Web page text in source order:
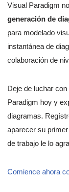
Visual Paradigm
generación de
para modelado
instantánea de
colaboración de
Deje de luchar
Paradigm hoy y
diagramas.
aparecer su
de trabajo le lo
Comience ahora